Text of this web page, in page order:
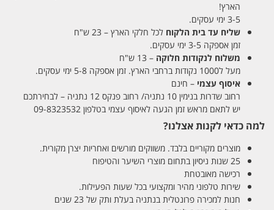
הארץ!
3-5 ימי עסקים.
שליח עד בית הלקוח לכל חלקי הארץ – 23 ש"ח
זמן אספקה 3-5 ימי עסקים.
משלוח לנקודות חלוקה – 13 ש"ח
מעל ל1000 נקודות ברחבי הארץ. זמן אספקה 5-8 ימי עסקים.
איסוף עצמי – חינם
רחוב שדרות בנימין 10 נתניה/ רחוב פנקס 12 נתניה – לבחירתכם
יש לתאם מראש זמן הגעה לאיסוף עצמי בטלפון 09-8323532
למה כדאי לקנות אצלנו?
מוצרים מקוריים בלבד. משווקים מורשים ואחריות יצרן מקורית.
25 שנות ניסיון בתחום מוצרי השיער והטיפוח
רכישה מאובטחת
שירות טלפוני מהיר ומקצועי בכל שעות הפעילות.
חנות למכירה פרונטלית בנתניה בעלת ותק של 23 שנים